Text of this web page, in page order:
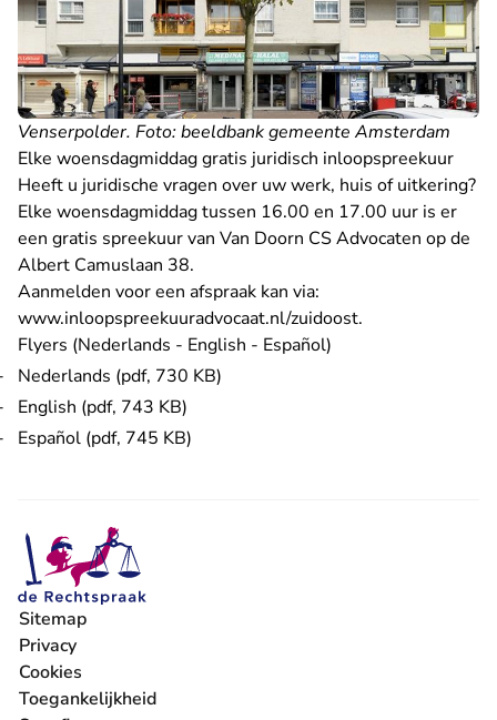
Venserpolder. Foto: beeldbank gemeente Amsterdam
Elke woensdagmiddag gratis juridisch inloopspreekuur
Heeft u juridische vragen over uw werk, huis of uitkering?
Elke woensdagmiddag tussen 16.00 en 17.00 uur is er
een gratis spreekuur van Van Doorn CS Advocaten op de
Albert Camuslaan 38.
Aanmelden voor een afspraak kan via:
www.inloopspreekuuradvocaat.nl/zuidoost- U verlaat
.
Flyers (Nederlands - English - Español)
Nederlands (pdf, 730 KB)
English (pdf, 743 KB)
Español (pdf, 745 KB)
Sitemap
Privacy
Cookies
Toegankelijkheid